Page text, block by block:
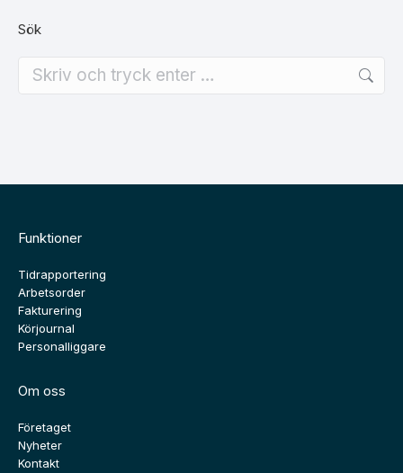
Sök
Funktioner
Tidrapportering
Arbetsorder
Fakturering
Körjournal
Personalliggare
Om oss
Företaget
Nyheter
Kontakt